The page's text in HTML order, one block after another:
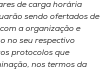
de carga horária
sendo ofertados de
a organização e
no seu respectivo
protocolos que
nos termos da